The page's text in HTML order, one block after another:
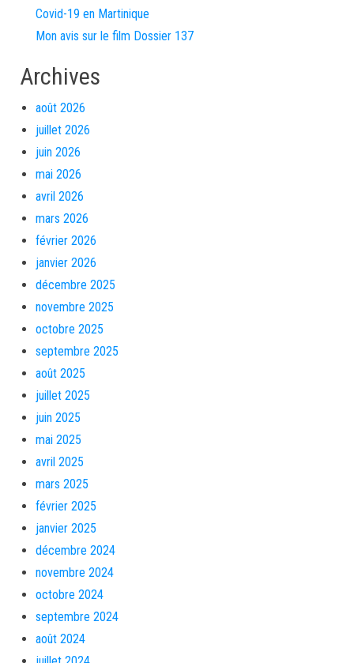
Covid-19 en Martinique
Mon avis sur le film Dossier 137
Archives
août 2026
juillet 2026
juin 2026
mai 2026
avril 2026
mars 2026
février 2026
janvier 2026
décembre 2025
novembre 2025
octobre 2025
septembre 2025
août 2025
juillet 2025
juin 2025
mai 2025
avril 2025
mars 2025
février 2025
janvier 2025
décembre 2024
novembre 2024
octobre 2024
septembre 2024
août 2024